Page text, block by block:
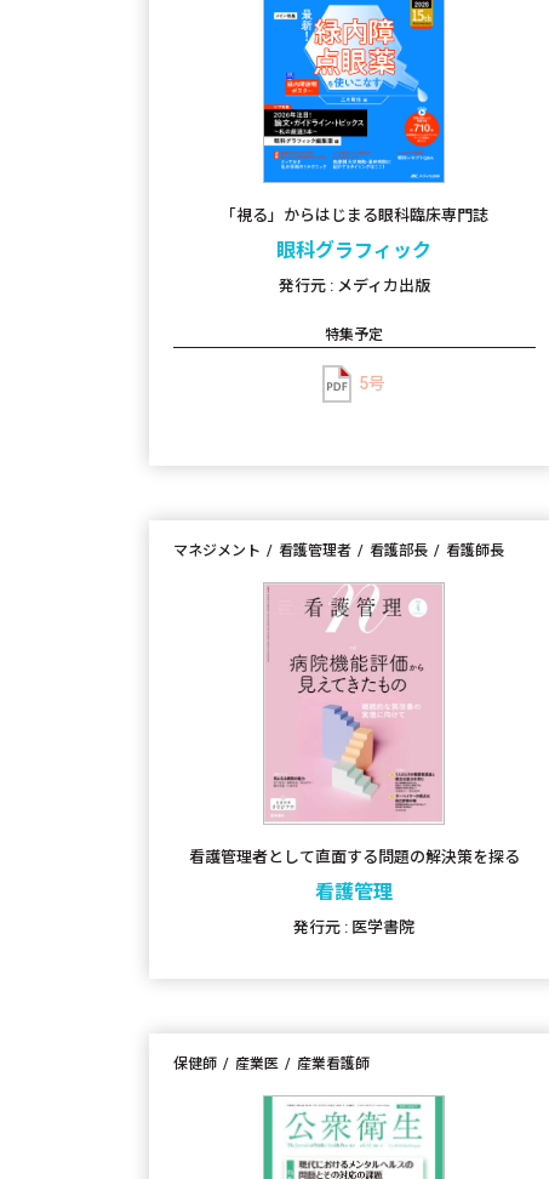
「視る」からはじまる眼科臨床専門誌
眼科グラフィック
発行元 : メディカ出版
特集予定
5号
マネジメント 看護管理者 看護部長 看護師長
看護管理者として直面する問題の解決策を探る
看護管理
発行元 : 医学書院
保健師 産業医 産業看護師